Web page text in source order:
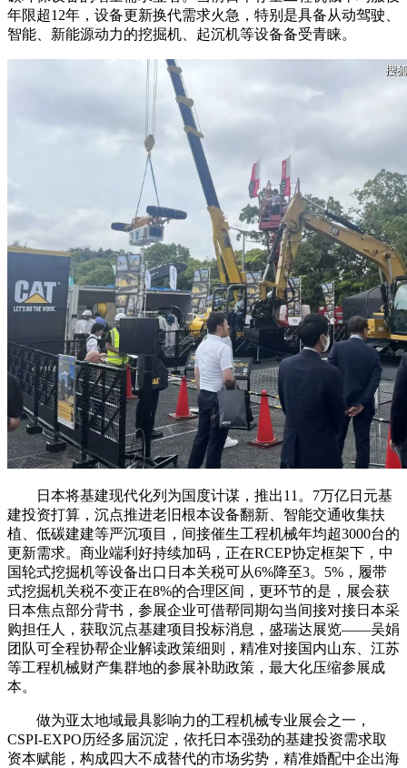
年限超12年，设备更新换代需求火急，特别是具备从动驾驶、
智能、新能源动力的挖掘机、起沉机等设备备受青睐。
日本将基建现代化列为国度计谋，推出11。7万亿日元基
建投资打算，沉点推进老旧根本设备翻新、智能交通收集扶
植、低碳建建等严沉项目，间接催生工程机械年均超3000台的
更新需求。商业端利好持续加码，正在RCEP协定框架下，中
国轮式挖掘机等设备出口日本关税可从6%降至3。5%，履带
式挖掘机关税不变正在8%的合理区间，更环节的是，展会获
日本焦点部分背书，参展企业可借帮同期勾当间接对接日本采
购担任人，获取沉点基建项目投标消息，盛瑞达展览——吴娟
团队可全程协帮企业解读政策细则，精准对接国内山东、江苏
等工程机械财产集群地的参展补助政策，最大化压缩参展成
本。
做为亚太地域最具影响力的工程机械专业展会之一，
CSPI-EXPO历经多届沉淀，依托日本强劲的基建投资需求取
资本赋能，构成四大不成替代的市场劣势，精准婚配中企出海